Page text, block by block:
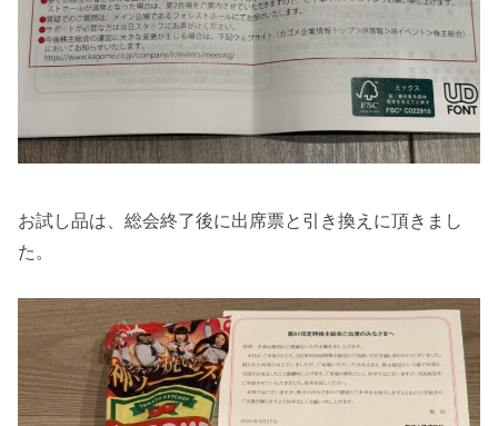
お試し品は、総会終了後に出席票と引き換えに頂きまし
た。